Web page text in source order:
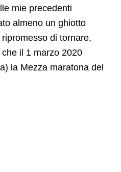
mie precedenti
almeno un ghiotto
di tornare,
il 1 marzo 2020
la Mezza maratona del